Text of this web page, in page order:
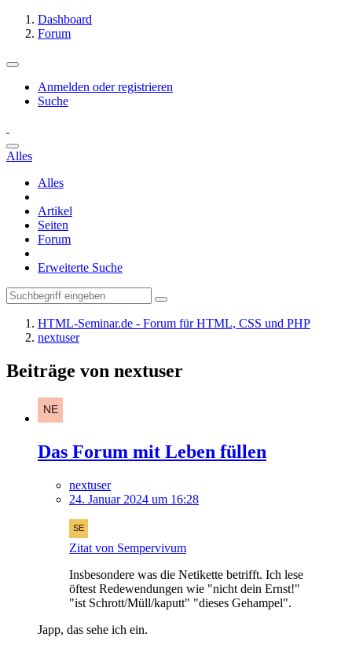
Dashboard
Forum
Anmelden oder registrieren
Suche
Alles
Alles
Artikel
Seiten
Forum
Erweiterte Suche
HTML-Seminar.de - Forum für HTML, CSS und PHP
nextuser
Beiträge von nextuser
Das Forum mit Leben füllen
nextuser
24. Januar 2024 um 16:28
Zitat von Sempervivum
Insbesondere was die Netikette betrifft. Ich lese
öftest Redewendungen wie "nicht dein Ernst!"
"ist Schrott/Müll/kaputt" "dieses Gehampel".
Japp, das sehe ich ein.